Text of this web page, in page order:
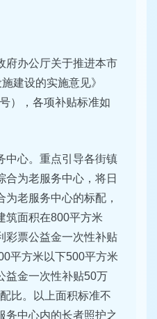
府办公厅关于推进本市
建设的实施意见》
），各项补贴标准如
中心。重点引导各街镇
合为老服务中心，将日
老服务中心的标配，
筑面积在800平方米
彩票公益金一次性补贴
平方米以下500平方米
益金一次性补贴50万
比。以上面积标准不
务中心内的长者照护之